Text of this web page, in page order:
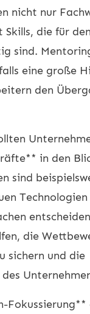
nicht nur
Skills, die für
sind.
eine große
den
in den
sind
die
sichern und die
Fokussierung**